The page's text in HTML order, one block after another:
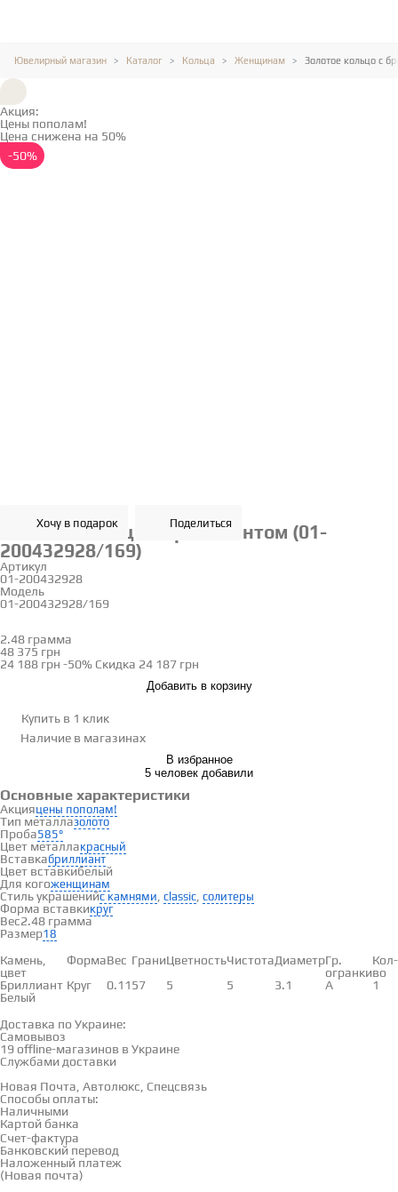
Ювелирный магазин Каталог Кольца Женщинам Золотое кольцо с
Акция:
Цены пополам!
Цена снижена на 50%
-50%
Хочу в подарок Поделиться
Золотое кольцо с бриллиантом (01-
200432928/169)
Артикул
01-200432928
Модель
01-200432928/169
2.48 грамма
48 375 грн
24 188 грн -50% Скидка 24 187 грн
Добавить в корзину
Купить в 1 клик
Наличие в магазинах
В избранное
5 человек добавили
Основные характеристики
Акцияцены пополам!
Тип металлазолото
Проба585°
Цвет металлакрасный
Вставкабриллиант
Цвет вставкибелый
Для когоженщинам
Стиль украшенийс камнями classic солитеры
Форма вставкикруг
Вес2.48 грамма
Размер18
Вставки
Камень,
цвет
ФормаВес ГраниЦветностьЧистотаДиаметрГр.
огранки
Кол-
во
Бриллиант
Белый
Круг 0.1157 5 5 3.1 А 1
Доставка по Украине:
Самовывоз
19 offline-магазинов в Украине
Службами доставки
Новая Почта, Автолюкс, Спецсвязь
Способы оплаты:
Наличными
Картой банка
Счет-фактура
Банковский перевод
Наложенный платеж
(Новая почта)